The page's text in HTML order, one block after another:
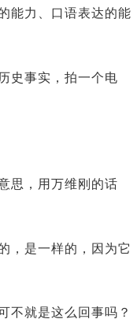
能力、口语表达的能
史事实，拍一个电
思，用万维刚的话
，是一样的，因为它
不就是这么回事吗？